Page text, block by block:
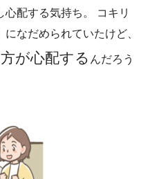
配する気持ち。 コキリ
なだめられていたけど、
が心配する んだろう